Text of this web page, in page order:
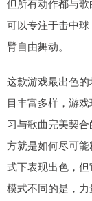
但所有动作都与
可以专注于击中
臂自由舞动。
这款游戏最出色
目丰富多样，游
习与歌曲完美契
方就是如何尽可
式下表现出色，但
模式不同的是，